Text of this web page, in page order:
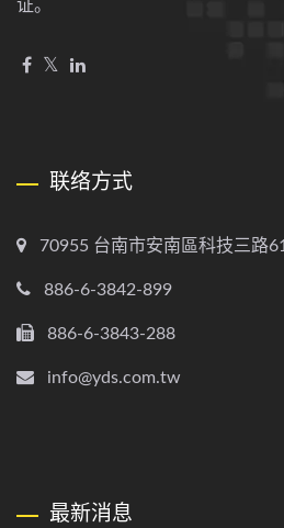
证。
联络方式
70955 台南市安南區科技三路
886-6-3842-899
886-6-3843-288
info@yds.com.tw
最新消息